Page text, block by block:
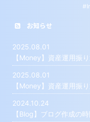
お知らせ
2025.08.01
【Money】資産運用振
2025.08.01
【Money】資産運用振
2024.10.24
【Blog】ブログ作成の